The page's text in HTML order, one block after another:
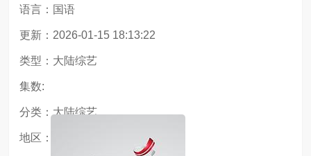
语言：国语
更新：2026-01-15 18:13:22
类型：大陆综艺
集数:
分类：大陆综艺
地区：中国大陆